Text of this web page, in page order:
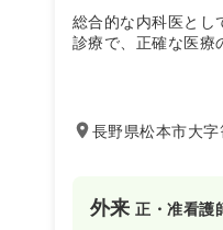
総合的な内科医とし
診療で、正確な医療
長野県松本市大
外来正・准看護